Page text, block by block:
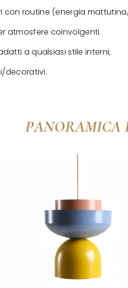
con routine (energia mattutina,
atmosfere coinvolgenti.
a qualsiasi stile interni;
decorativi.
PANORAMICA